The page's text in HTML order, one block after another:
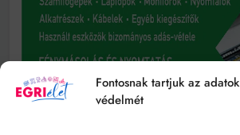
Fontosnak tartjuk az adatok
védelmét